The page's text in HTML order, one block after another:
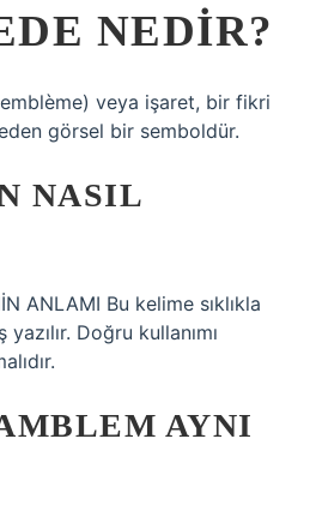
NEDIR?
veya işaret, bir fikri
görsel bir semboldür.
NASIL
ANLAMI Bu kelime sıklıkla
Doğru kullanımı
AYNI